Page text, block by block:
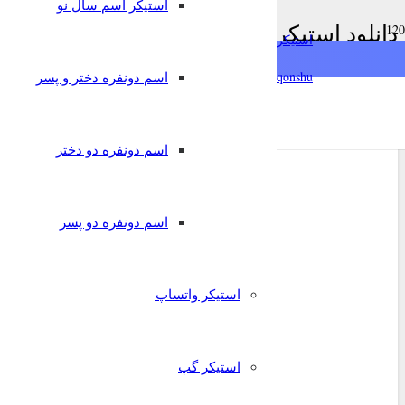
استیکرساز
qonshu@
استیکر اسم سال نو
اسم دونفره دختر و پسر
اسم دونفره دو دختر
اسم دونفره دو پسر
استیکر واتساپ
استیکر گپ
دانلود استیکر مهدی و فرهاد